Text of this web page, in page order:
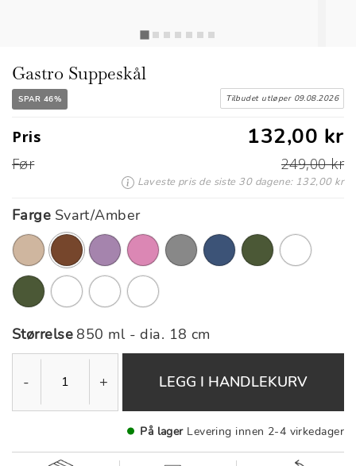
Gastro Suppeskål
SPAR 46% Tilbudet utløper 09.08.2026
Pris 132,00 kr
Før 249,00 kr
Laveste pris de siste 30 dagene: 132,00 kr
Farge Svart/Amber
valgt
Størrelse 850 ml - dia. 18 cm
- + LEGG I HANDLEKURV
På lager Levering innen 2-4 virkedager